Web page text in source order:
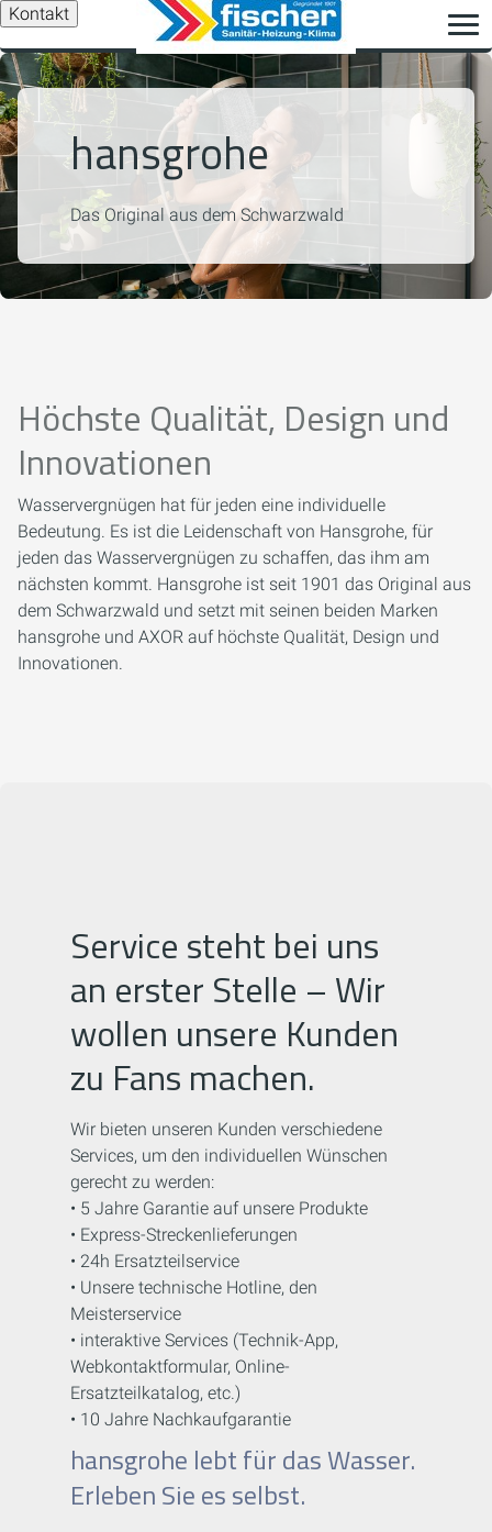
Kontakt
hansgrohe
Das Original aus dem Schwarzwald
Höchste Qualität, Design und
Innovationen
Wasservergnügen hat für jeden eine individuelle
Bedeutung. Es ist die Leidenschaft von Hansgrohe, für
jeden das Wasservergnügen zu schaffen, das ihm am
nächsten kommt. Hansgrohe ist seit 1901 das Original aus
dem Schwarzwald und setzt mit seinen beiden Marken
hansgrohe und AXOR auf höchste Qualität, Design und
Innovationen.
Service steht bei uns
an erster Stelle – Wir
wollen unsere Kunden
zu Fans machen.
Wir bieten unseren Kunden verschiedene
Services, um den individuellen Wünschen
gerecht zu werden:
• 5 Jahre Garantie auf unsere Produkte
• Express-Streckenlieferungen
• 24h Ersatzteilservice
• Unsere technische Hotline, den
Meisterservice
• interaktive Services (Technik-App,
Webkontaktformular, Online-
Ersatzteilkatalog, etc.)
• 10 Jahre Nachkaufgarantie
hansgrohe lebt für das Wasser.
Erleben Sie es selbst.